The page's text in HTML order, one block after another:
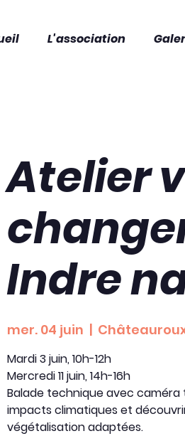
L'association
Atelier
Indre
mer. 04 juin
  |
Mardi 3 juin, 10h-12h
Mercredi 11 juin, 14h-16h
Balade technique avec
impacts climatiques et
végétalisation adaptées.